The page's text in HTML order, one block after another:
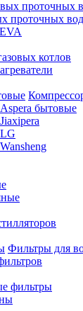
проточных
котлов
бытовые
Фильтры для
фильтры